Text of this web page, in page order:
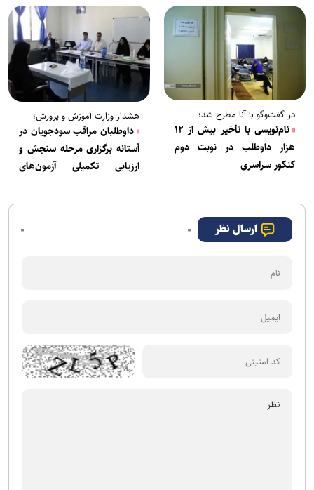
در گفت‌وگو با آنا مطرح شد؛
نام‌نویسی با تأخیر بیش از ۱۲
هزار داوطلب در نوبت دوم
کنکور سراسری
هشدار وزارت آموزش و پرورش؛
داوطلبان مراقب سودجویان در
آستانه برگزاری مرحله سنجش و
ارزیابی تکمیلی آزمون­‌های
ارسال نظر